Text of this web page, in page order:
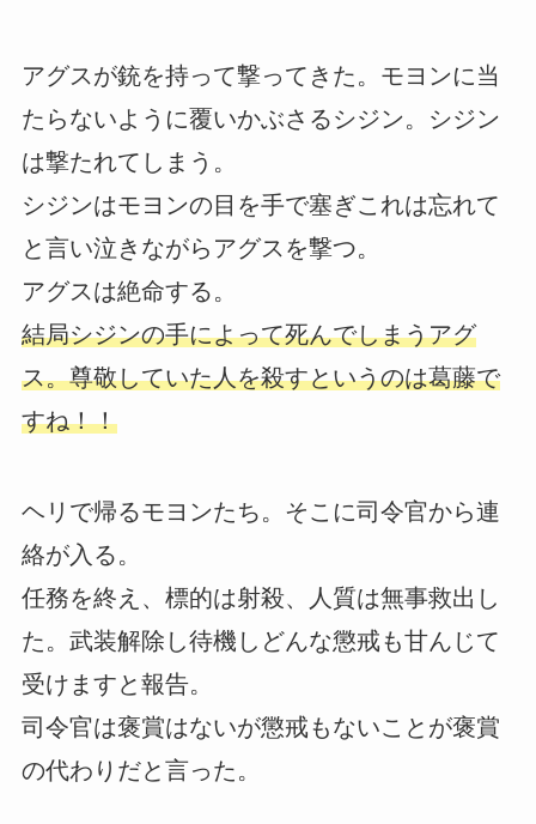
アグスが銃を持って撃ってきた。モヨンに当
たらないように覆いかぶさるシジン。シジン
は撃たれてしまう。
シジンはモヨンの目を手で塞ぎこれは忘れて
と言い泣きながらアグスを撃つ。
アグスは絶命する。
結局シジンの手によって死んでしまうアグ
ス。尊敬していた人を殺すというのは葛藤で
すね！！
ヘリで帰るモヨンたち。そこに司令官から連
絡が入る。
任務を終え、標的は射殺、人質は無事救出し
た。武装解除し待機しどんな懲戒も甘んじて
受けますと報告。
司令官は褒賞はないが懲戒もないことが褒賞
の代わりだと言った。